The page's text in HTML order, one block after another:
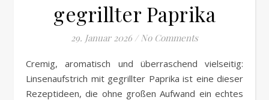
gegrillter Paprika
29. Januar 2026 / No Comments
Cremig, aromatisch und überraschend vielseitig:
Linsenaufstrich mit gegrillter Paprika ist eine dieser
Rezeptideen, die ohne großen Aufwand ein echtes